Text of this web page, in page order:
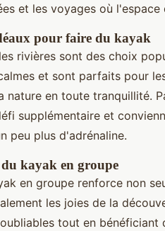
et les voyages où l'espace
pour faire du kayak
rivières sont des choix
et sont parfaits pour
nature en toute tranquillité.
supplémentaire et
peu plus d'adrénaline.
du kayak en groupe
en groupe renforce non
les joies de la
tout en bénéficiant